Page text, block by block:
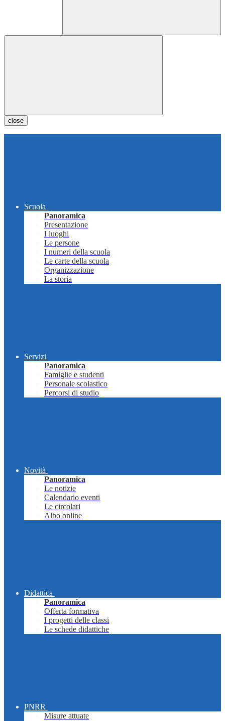
close
Scuola
Panoramica
Presentazione
I luoghi
Le persone
I numeri della scuola
Le carte della scuola
Organizzazione
La storia
Servizi
Panoramica
Famiglie e studenti
Personale scolastico
Percorsi di studio
Novità
Panoramica
Le notizie
Calendario eventi
Le circolari
Albo online
Didattica
Panoramica
Offerta formativa
I progetti delle classi
Le schede didattiche
PNRR
Misure attuate